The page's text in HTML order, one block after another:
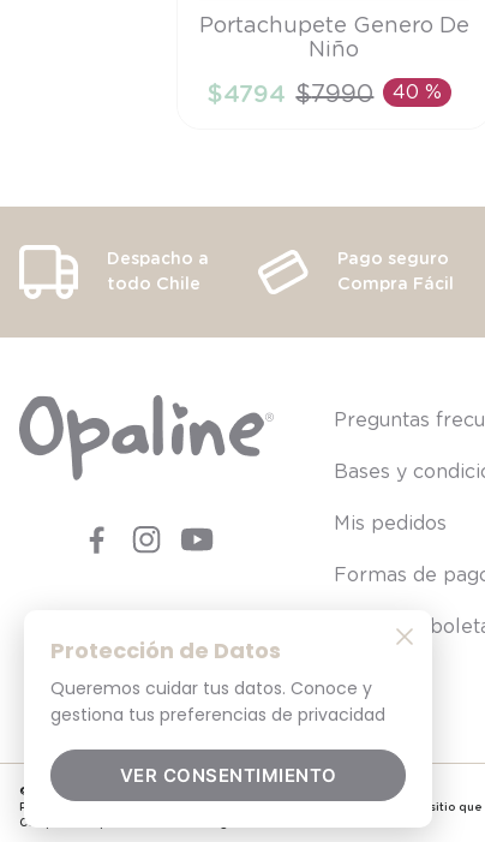
Protección de Datos
Queremos cuidar tus datos. Conoce y
gestiona tus preferencias de privacidad
VER CONSENTIMIENTO
Talla
AÑADIR AL CARRITO
Portachupete Genero De
Niño
$4794 $7990 40 %
Despacho a
todo Chile
Pago seguro
Compra Fácil
Preguntas
Bases y
Mis pedidos
Formas de
Consultar
© 2025. Todos los derechos reservados
Por tu seguridad, recuerda revisar siempre en tu navegador que el sitio
Comprar en opaline.cl es 100% seguro.